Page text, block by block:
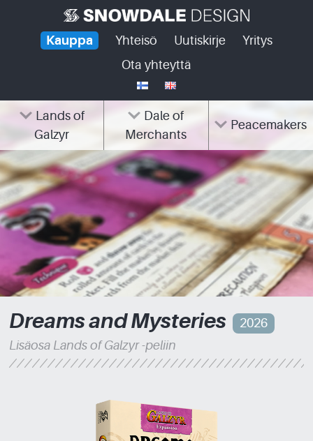
content Kauppa Yhteisö Uutiskirje
Yritys
Ota yhteyttä
Lands of
Galzyr
Dale of
Merchants
Peacemakers
Dreams and Mysteries
2026
Lisäosa Lands of Galzyr -peliin